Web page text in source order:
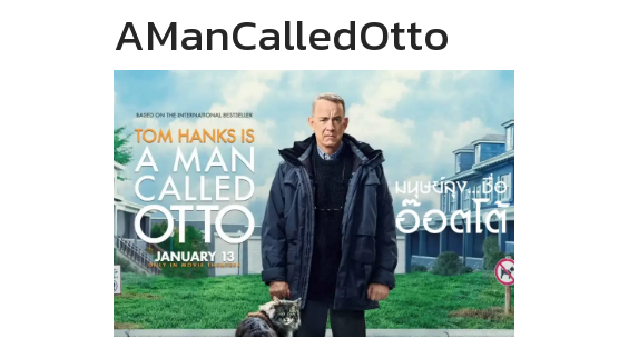
AManCalledOtto